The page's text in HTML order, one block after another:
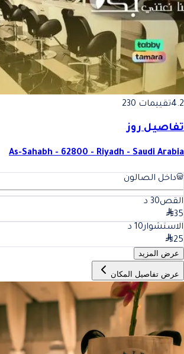
4.2تقييمات 230
تفاصيل روز
As-Sahabh - 62800 - Riyadh - Saudi Arabia
داخل الصالون
القص30 د
35
الاستشوار10 د
25
عرض المزيد
عرض تفاصيل المكان